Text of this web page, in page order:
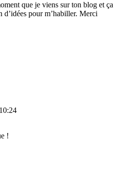
que je viens sur ton blog et ça
d’idées pour m’habiller. Merci
10:24
!